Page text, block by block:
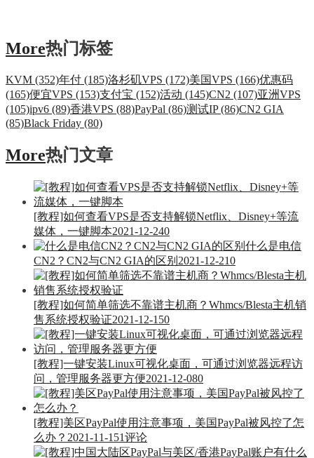
More热门标签
KVM (352)年付 (185)洛杉矶VPS (172)美国VPS (166)优惠码
(165)便宜VPS (153)支付宝 (152)活动 (145)CN2 (107)亚洲VPS
(105)ipv6 (89)香港VPS (88)PayPal (86)测试IP (86)CN2 GIA
(85)Black Friday (80)
More热门文章
[教程]如何查看VPS是否支持解锁Netflix、Disney+等流
媒体，一键脚本2021-12-240
什么是电信
CN2？CN2与CN2 GIA的区别 2021-12-210
[教程]如何简单筛选不靠谱主机商？Whmcs/Blesta主机销
售系统授权验证2021-12-150
[教程]一键安装Linux可视化桌面，可通过浏览器远程访
问，管理服务器更方便2021-12-080
[教程]美区PayPal使用注意事项，美国PayPal被风控了怎
么办？ 2021-11-151评论